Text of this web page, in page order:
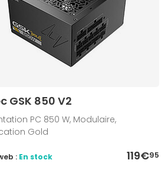
GSK 850 V2
PC 850 W, Modulaire,
Gold
119€95
: En stock